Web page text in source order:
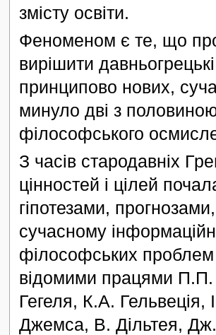
змісту освіти.
Феноменом є те, що
вирішити
принципово нових,
минуло дві з половиною
філософського
З часів стародавніх
цінностей і цілей
гіпотезами,
сучасному
філософських проблем
відомими працями
Гегеля, К.А. Гельвеція,
Джемса, В. Дільтея,